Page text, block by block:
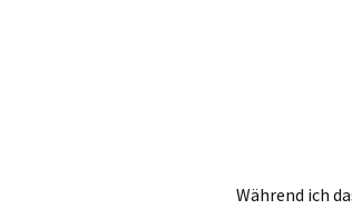
Während ich